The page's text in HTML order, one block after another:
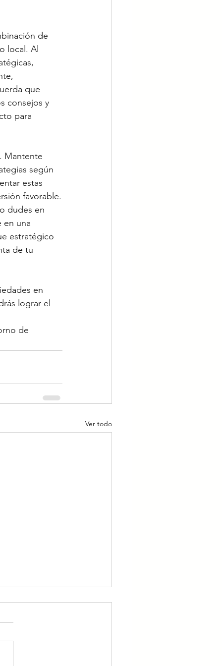
de
local. Al
que
consejos y
para
Mantente
según
estas
favorable.
dudes en
en una
estratégico
de tu
en
lograr el
de
Ver todo